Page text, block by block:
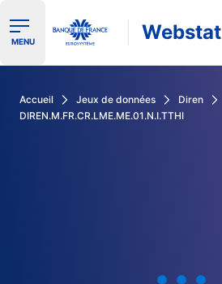
Ouvrir le menu de navigation
MENU Webstat
Accueil Jeux de données
Diren
DIREN.M.FR.CR.LME.ME.01.N.I.TTHI